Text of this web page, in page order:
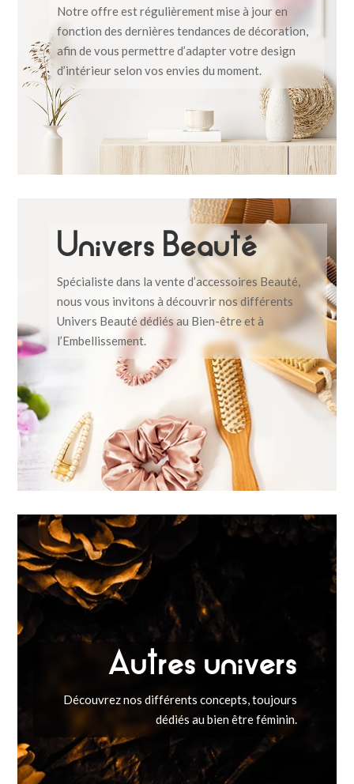
Notre offre est régulièrement mise à jour en
fonction des dernières tendances de décoration,
afin de vous permettre d’adapter votre design
d’intérieur selon vos envies du moment.
Univers Beauté
Spécialiste dans la vente d’accessoires Beauté,
nous vous invitons à découvrir nos différents
Univers Beauté dédiés au Bien-être et à
l’Embellissement.
Autres univers
Découvrez nos différents concepts, toujours
dédiés au bien être féminin.